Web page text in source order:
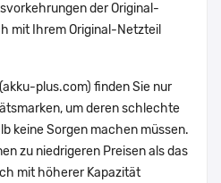
der Original-
mit Ihrem Original-Netzteil
plus.com) finden Sie nur
um deren schlechte
keine Sorgen machen müssen.
zu niedrigeren Preisen als das
mit höherer Kapazität